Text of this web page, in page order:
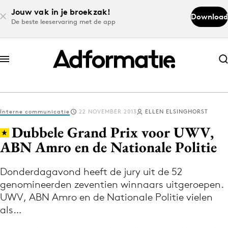
Jouw vak in je broekzak!
De beste leeservaring met de app
Download
Abonneer nu
Abonneer nu
Log in
Volg het laatste nieuws via de Adformatie
Nieuws app
Interne communicatie 22 NOVEMBER 2013 ELLEN ELSINGHORST
Dubbele Grand Prix voor UWV,
ABN Amro en de Nationale Politie
Donderdagavond heeft de jury uit de 52
genomineerden zeventien winnaars uitgeroepen.
UWV, ABN Amro en de Nationale Politie vielen
als…